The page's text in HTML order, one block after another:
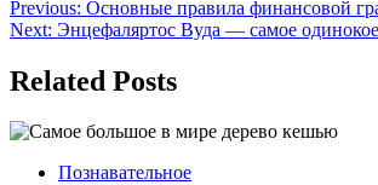
Навигация
по
записям
Previous: Основные правила финансовой
Next: Энцефаляртос Вуда — самое
Related Posts
Познавательное